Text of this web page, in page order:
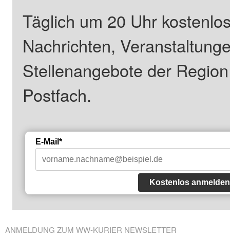
Täglich um 20 Uhr
Nachrichten,
Stellenangebote der
Postfach.
E-Mail*
Kostenlos anmelden
ANMELDUNG ZUM WW-KURIER NEWSLETTER